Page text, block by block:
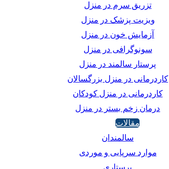
تزریق سرم در منزل
ویزیت پزشک در منزل
آزمایش خون در منزل
سونوگرافی در منزل
پرستار سالمند در منزل
کاردرمانی در منزل بزرگسالان
کاردرمانی در منزل کودکان
درمان زخم بستر در منزل
مقالات
سالمندان
موارد سرپایی و موردی